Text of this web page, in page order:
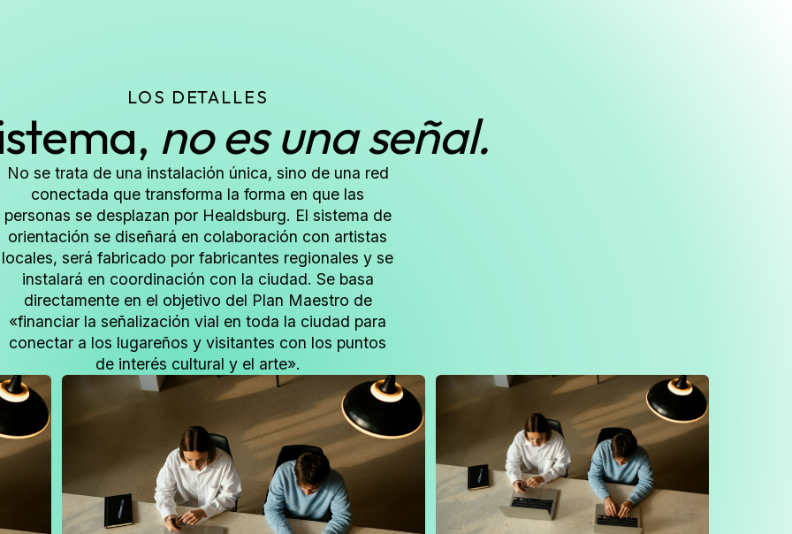
LOS DETALLES
no es una señal.
No se trata de una instalación única, sino de una red
conectada que transforma la forma en que las
personas se desplazan por Healdsburg. El sistema de
orientación se diseñará en colaboración con artistas
locales, será fabricado por fabricantes regionales y se
instalará en coordinación con la ciudad. Se basa
directamente en el objetivo del Plan Maestro de
«financiar la señalización vial en toda la ciudad para
conectar a los lugareños y visitantes con los puntos
de interés cultural y el arte».